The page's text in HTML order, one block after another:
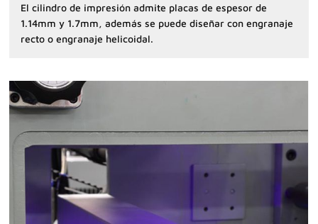
El cilindro de impresión admite placas de espesor de
1.14mm y 1.7mm, además se puede diseñar con engranaje
recto o engranaje helicoidal.